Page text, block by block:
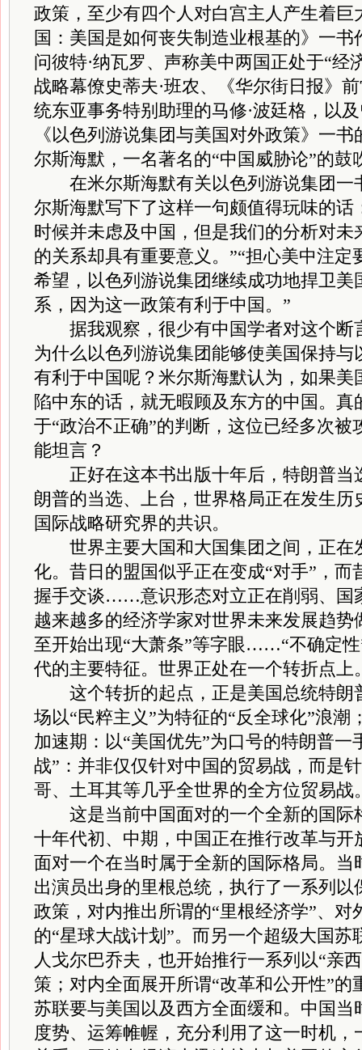
政策，至少有四个人对白宫主人产生着巨
国：美国是如何丧失制造业根基的》一
问彼特·纳瓦罗、声称美中两国正处于“经
战略幕僚史蒂夫·班农、《华尔街日报》
统东亚事务特别助理的马修·波廷格，以
《以色列游说集团与美国对外政策》一书
尔斯海默，一名著名的“中国威胁论”的鼓
在米尔斯海默有关以色列游说集团一
尔斯海默写下了这样一句颇值得玩味的
时候并未虑及中国，但是我们的分析对未
的关系却具有重要意义。”“担心美中注定
希望，以色列游说集团继续成功地捍卫美
系，因为这一政策有利于中国。”
据我观察，很少有中国学者对这个断
为什么以色列游说集团能够使美国保持与
有利于中国呢？米尔斯海默认为，如果美
陷中东的话，就无暇顾及东方的中国。
于“政治不正确”的判断，这位已经多次被
能坦言？
正好在这本书出版十年后，特朗普当
朗普的当选、上台，世界格局正在发生历
国际战略研究界的共识。
世界主要大国和大国集团之间，正在
化。昔日的盟国似乎正在变成“对手”，而
握手交谈……意识形态对立正在削弱、国
越来越多的经济学家对世界未来发展趋势
至开始出现“大萧条”等字眼……“不确定
代的主要特征。世界正处在一个转折点上
这个转折的起点，正是美国总统特朗
场以“民粹主义”为特征的“反全球化”浪潮
加速期：以“美国优先”为口号的特朗普一
战”：并非仅仅针对中国的贸易战，而是
哥、土耳其等几乎全世界的全方位贸易战
这是当前中国面对的一个全新的国际
十年代初、中期，中国正在推行改革与开
面对一个在当时属于全新的国际格局。当
出演员出身的里根总统，执行了一系列以
政策，对内推出所谓的“里根经济学”、对
的“星球大战计划”。而另一个超级大国苏
人戈尔巴乔夫，也开始推行一系列以“亲
策；对内全面展开所谓“改革和公开性”的
苏联要与美国以及西方全面缓和。中国当
度势、运筹帷幄，充分利用了这一时机